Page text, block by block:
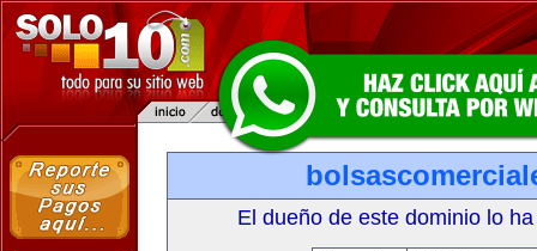
El dueño de este dominio lo